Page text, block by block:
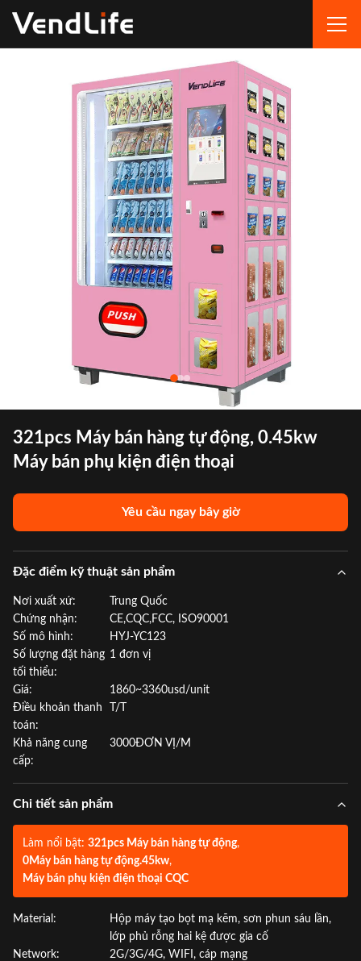
321pcs Máy bán hàng tự động, 0.45kw
Máy bán phụ kiện điện thoại
Yêu cầu ngay bây giờ
Đặc điểm kỹ thuật sản phẩm
Nơi xuất xứ:
Trung Quốc
Chứng nhận:
CE,CQC,FCC, ISO90001
Số mô hình:
HYJ-YC123
Số lượng đặt hàng
tối thiểu:
1 đơn vị
Giá:
1860~3360usd/unit
Điều khoản thanh
toán:
T/T
Khả năng cung
cấp:
3000ĐƠN VỊ/M
Chi tiết sản phẩm
Làm nổi bật: 321pcs Máy bán hàng tự động,
0Máy bán hàng tự động.45kw,
Máy bán phụ kiện điện thoại CQC
Material:
Hộp máy tạo bọt mạ kẽm, sơn phun sáu lần,
lớp phủ rỗng hai kệ được gia cố
Network:
2G/3G/4G, WIFI, cáp mạng